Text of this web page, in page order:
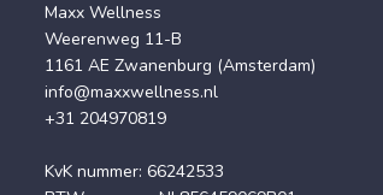
Maxx Wellness
Weerenweg 11-B
1161 AE Zwanenburg (Amsterdam)
info@maxxwellness.nl
+31 204970819
KvK nummer: 66242533